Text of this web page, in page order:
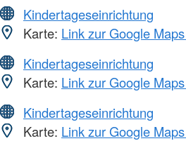
Kindertageseinrichtung
Karte: Link zur Google
Kindertageseinrichtung
Karte: Link zur Google
Kindertageseinrichtung
Karte: Link zur Google